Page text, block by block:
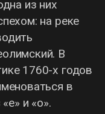
из них
на реке
В
1760-х годов
в
и «о».